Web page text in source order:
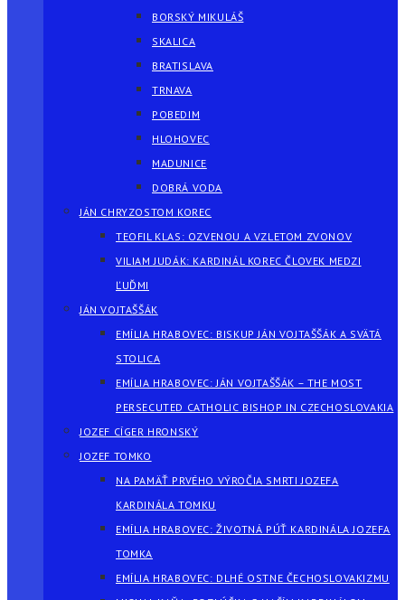
BORSKÝ MIKULÁŠ
SKALICA
BRATISLAVA
TRNAVA
POBEDIM
HLOHOVEC
MADUNICE
DOBRÁ VODA
JÁN CHRYZOSTOM KOREC
TEOFIL KLAS: OZVENOU A VZLETOM ZVONOV
VILIAM JUDÁK: KARDINÁL KOREC ČLOVEK MEDZI
ĽUĎMI
JÁN VOJTAŠŠÁK
EMÍLIA HRABOVEC: BISKUP JÁN VOJTAŠŠÁK A SVÄTÁ
STOLICA
EMÍLIA HRABOVEC: JÁN VOJTAŠŠÁK – THE MOST
PERSECUTED CATHOLIC BISHOP IN CZECHOSLOVAKIA
JOZEF CÍGER HRONSKÝ
JOZEF TOMKO
NA PAMÄŤ PRVÉHO VÝROČIA SMRTI JOZEFA
KARDINÁLA TOMKU
EMÍLIA HRABOVEC: ŽIVOTNÁ PÚŤ KARDINÁLA JOZEFA
TOMKA
EMÍLIA HRABOVEC: DLHÉ OSTNE ČECHOSLOVAKIZMU